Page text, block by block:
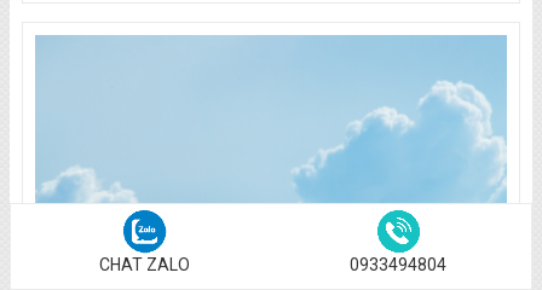
Nước kiềm Saka xem nhanh
CHAT ZALO 0933494804